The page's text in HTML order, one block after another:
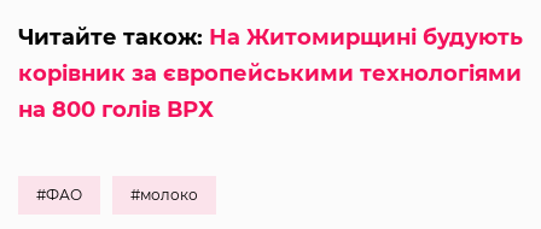
Читайте також: На Житомирщині будують
корівник за європейськими технологіями
на 800 голів ВРХ
#ФАО #молоко